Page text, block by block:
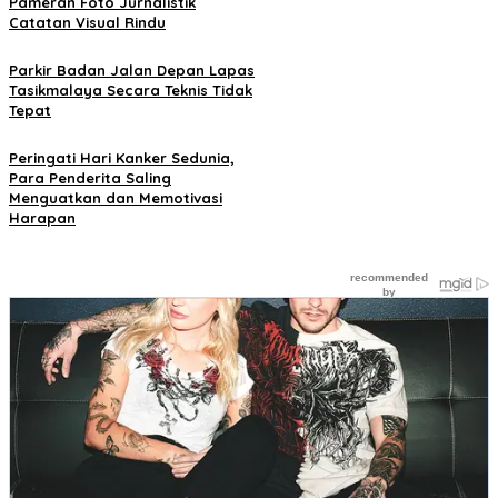
Catatan Visual Rindu
Parkir Badan Jalan Depan Lapas
Tasikmalaya Secara Teknis Tidak
Tepat
Peringati Hari Kanker Sedunia,
Para Penderita Saling
Menguatkan dan Memotivasi
Harapan